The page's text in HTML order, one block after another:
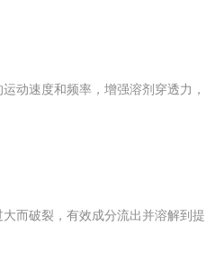
动速度和频率，增强溶剂穿透力，
而破裂，有效成分流出并溶解到提